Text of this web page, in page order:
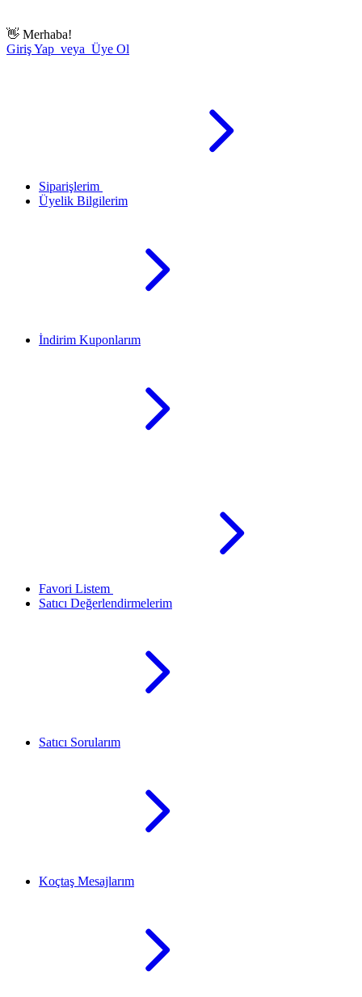
👋 Merhaba!
Giriş Yap veya Üye Ol
Siparişlerim
Üyelik Bilgilerim
İndirim Kuponlarım
Favori Listem
Satıcı Değerlendirmelerim
Satıcı Sorularım
Koçtaş Mesajlarım